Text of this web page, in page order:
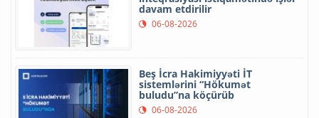
davam etdirilir
06-08-2026
Beş İcra Hakimiyyəti İT
sistemlərini “Hökumət
buludu”na köçürüb
06-08-2026